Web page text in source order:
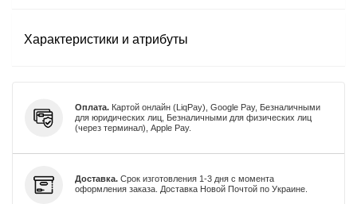
Характеристики и атрибуты
Оплата. Картой онлайн (LiqPay), Google Pay, Безналичными
для юридических лиц, Безналичными для физических лиц
(через терминал), Apple Pay.
Доставка. Срок изготовления 1-3 дня с момента
оформления заказа. Доставка Новой Почтой по Украине.